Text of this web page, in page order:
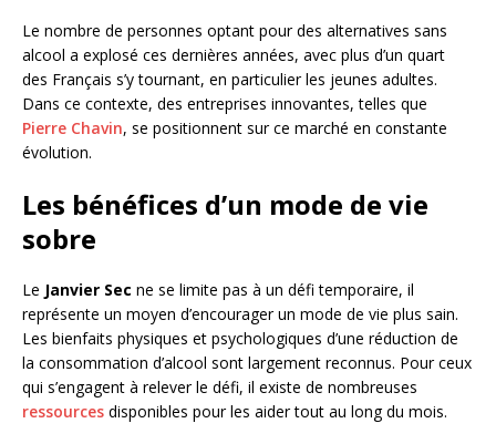
Le nombre de personnes optant pour des alternatives sans
alcool a explosé ces dernières années, avec plus d’un quart
des Français s’y tournant, en particulier les jeunes adultes.
Dans ce contexte, des entreprises innovantes, telles que
Pierre Chavin, se positionnent sur ce marché en constante
évolution.
Les bénéfices d’un mode de vie
sobre
Le Janvier Sec ne se limite pas à un défi temporaire, il
représente un moyen d’encourager un mode de vie plus sain.
Les bienfaits physiques et psychologiques d’une réduction de
la consommation d’alcool sont largement reconnus. Pour ceux
qui s’engagent à relever le défi, il existe de nombreuses
ressources disponibles pour les aider tout au long du mois.